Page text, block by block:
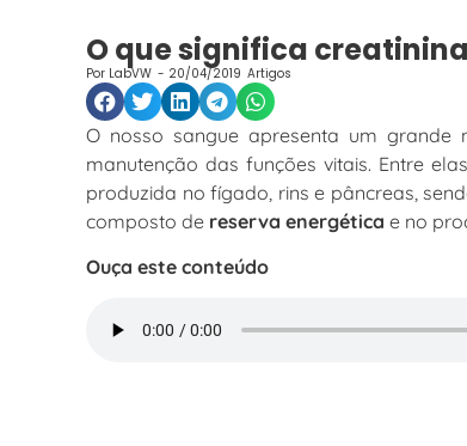
O que significa
Por LabVW - 20/04/2019 Artigos
O nosso sangue apresenta um
manutenção das funções vitais. Entre
produzida no fígado, rins e pâncreas,
composto de reserva energética e no
Ouça este conteúdo